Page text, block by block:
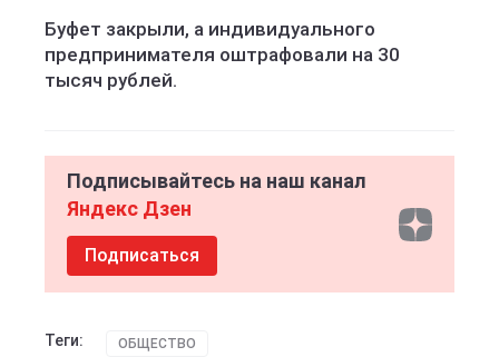
Буфет закрыли, а индивидуального
предпринимателя оштрафовали на 30
тысяч рублей.
Подписывайтесь на наш канал
Яндекс Дзен
Подписаться
Теги: ОБЩЕСТВО